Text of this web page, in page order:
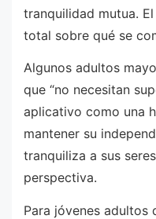
tranquilidad mutua.
total sobre qué se
Algunos adultos
que “no necesitan
aplicativo como una
mantener su
tranquiliza a sus
perspectiva.
Para jóvenes adultos